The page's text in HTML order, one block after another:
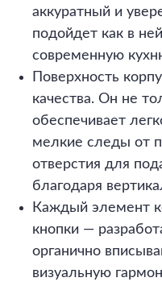
аккуратный и
подойдет как в
современную
Поверхность
качества. Он не
обеспечивает
мелкие следы от
отверстия для
благодаря
Каждый элемент
кнопки —
органично
визуальную